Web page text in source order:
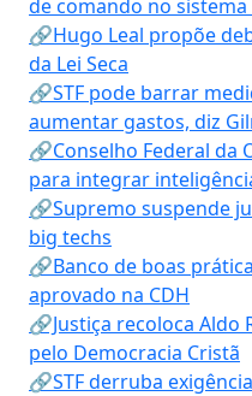
de comando no sistema
🔗Hugo Leal propõe
da Lei Seca
🔗STF pode barrar
aumentar gastos, diz
🔗Conselho Federal da
para integrar
🔗Supremo suspende
big techs
🔗Banco de boas
aprovado na CDH
🔗Justiça recoloca Aldo
pelo Democracia Cristã
🔗STF derruba